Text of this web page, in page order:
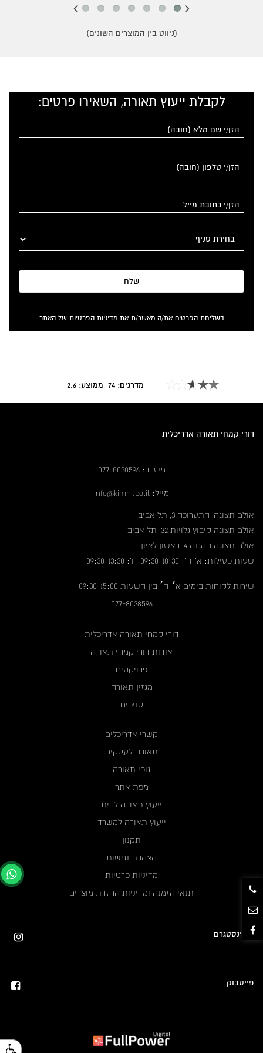
(ניווט בין המוצרים השונים)
לקבלת ייעוץ תאורה, השאירו פרטים:
שלח
בשליחת הפרטים את/ה מאשר/ת אתמדיניות הפרטיות של האתר
מדרגים: 74 ממוצע: 2.6
דורי קמחי תאורה אדריכלית
משרד: 077-8038596
מייל: info@kimhi.co.il
אולם תצוגה, התערוכה 3, תל אביב
אולם תצוגה קיבוץ גלויות 32, תל אביב
אולם תצוגה ההגנה 4, ראשון לציון
שעות פעילות: א'-ה': 09:30-18:30 , ו': 09:30-13:30
שירות לקוחות בימים א׳-ה׳ בין השעות 09:30-15:00
077-8038596
דורי קמחי תאורה אדריכלית
אודות דורי קמחי תאורה
פרויקטים
מגזין תאורה
סניפים
קשרי אדריכלים
תאורה לעסקים
גופי תאורה
מפת אתר
ייעוץ תאורה לבית
ייעוץ תאורה למשרד
תקנון
הצהרת נגישות
מדיניות פרטיות
תנאי הזמנה ומדיניות החזרת מוצרים
אינסטגרם
פייסבוק